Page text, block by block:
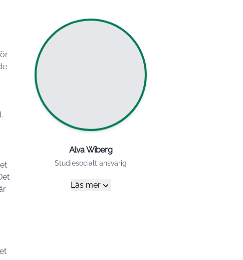
Alva Wiberg
Studiesocialt ansvarig
Läs mer